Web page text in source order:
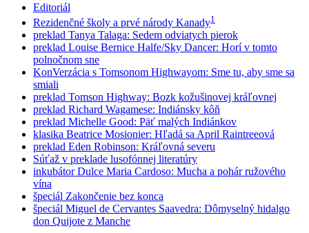
Editoriál
Rezidenčné školy a prvé národy Kanady1
preklad Tanya Talaga: Sedem odviatych pierok
preklad Louise Bernice Halfe/Sky Dancer: Horí v tomto
polnočnom sne
KonVerzácia s Tomsonom Highwayom: Sme tu, aby sme sa
smiali
preklad Tomson Highway: Bozk kožušinovej kráľovnej
preklad Richard Wagamese: Indiánsky kôň
preklad Michelle Good: Päť malých Indiánkov
klasika Beatrice Mosionier: Hľadá sa April Raintreeová
preklad Eden Robinson: Kráľovná severu
Súťaž v preklade lusofónnej literatúry
inkubátor Dulce Maria Cardoso: Mucha a pohár ružového
vína
špeciál Zakončenie bez konca
špeciál Miguel de Cervantes Saavedra: Dômyselný hidalgo
don Quijote z Manche